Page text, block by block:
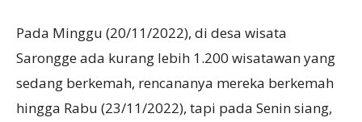
Pada Minggu (20/11/2022), di desa wisata
Sarongge ada kurang lebih 1.200 wisatawan yang
sedang berkemah, rencananya mereka berkemah
hingga Rabu (23/11/2022), tapi pada Senin siang,